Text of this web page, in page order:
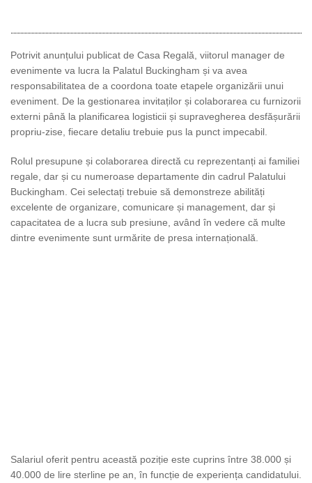
​Potrivit anunțului publicat de Casa Regală, viitorul manager de
evenimente va lucra la Palatul Buckingham și va avea
responsabilitatea de a coordona toate etapele organizării unui
eveniment. De la gestionarea invitaților și colaborarea cu furnizorii
externi până la planificarea logisticii și supravegherea desfășurării
propriu-zise, fiecare detaliu trebuie pus la punct impecabil.
Rolul presupune și colaborarea directă cu reprezentanți ai familiei
regale, dar și cu numeroase departamente din cadrul Palatului
Buckingham. Cei selectați trebuie să demonstreze abilități
excelente de organizare, comunicare și management, dar și
capacitatea de a lucra sub presiune, având în vedere că multe
dintre evenimente sunt urmărite de presa internațională.
Salariul oferit pentru această poziție este cuprins între 38.000 și
40.000 de lire sterline pe an, în funcție de experiența candidatului.